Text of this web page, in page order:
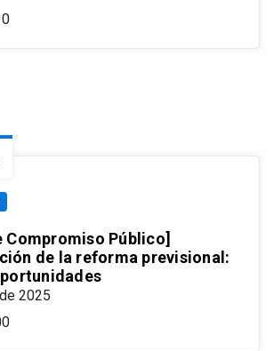
Compromiso Público]
de la reforma previsional:
2025